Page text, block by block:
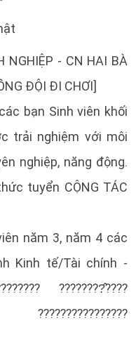
NGHIỆP - CN HAI BÀ
ĐỘI ĐI CHƠI]
bạn Sinh viên khối
trải nghiệm với môi
nghiệp, năng động.
tuyển CỘNG TÁC
năm 3, năm 4 các
Kinh tế/Tài chính -
????????̂????